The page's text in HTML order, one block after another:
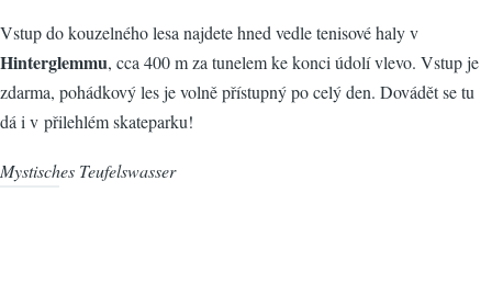
Vstup do kouzelného lesa najdete hned vedle tenisové haly v
Hinterglemmu, cca 400 m za tunelem ke konci údolí vlevo. Vstup je
zdarma, pohádkový les je volně přístupný po celý den. Dovádět se tu
dá i v přilehlém skateparku!
Mystisches Teufelswasser